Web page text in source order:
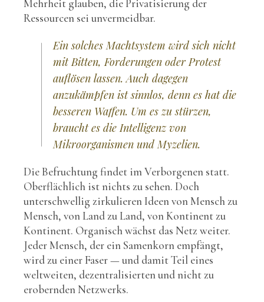
Mehrheit glauben, die Privatisierung der
Ressourcen sei unvermeidbar.
Ein solches Machtsystem wird sich nicht
mit Bitten, Forderungen oder Protest
auflösen lassen. Auch dagegen
anzukämpfen ist sinnlos, denn es hat die
besseren Waffen. Um es zu stürzen,
braucht es die Intelligenz von
Mikroorganismen und Myzelien.
Die Befruchtung findet im Verborgenen statt.
Oberflächlich ist nichts zu sehen. Doch
unterschwellig zirkulieren Ideen von Mensch zu
Mensch, von Land zu Land, von Kontinent zu
Kontinent. Organisch wächst das Netz weiter.
Jeder Mensch, der ein Samenkorn empfängt,
wird zu einer Faser — und damit Teil eines
weltweiten, dezentralisierten und nicht zu
erobernden Netzwerks.